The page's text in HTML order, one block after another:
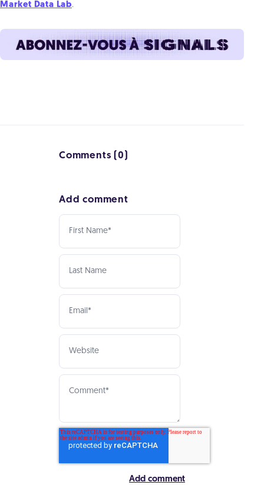
Market Data Lab.
Comments (0)
Add comment